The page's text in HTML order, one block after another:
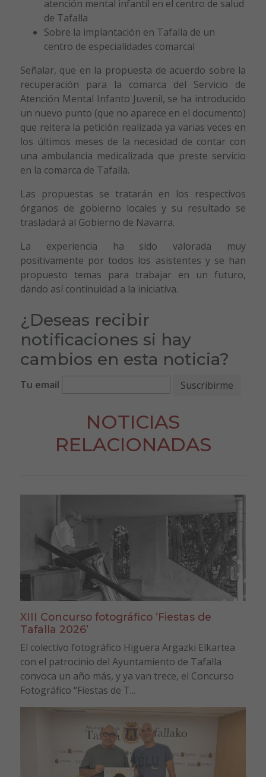
atención mental infantil en el centro de salud
de Tafalla
Sobre la implantación en Tafalla de un
centro de especialidades comarcal
Señalar, que en la propuesta de acuerdo sobre la
recuperación para la comarca del Servicio de
Atención Mental Infanto Juvenil, se ha introducido
un nuevo punto (que no aparece en el documento)
que reitera la petición realizada ya varias veces en
los últimos meses de la necesidad de contar con
una ambulancia medicalizada que preste servicio
en la comarca de Tafalla.
Las propuestas se tratarán en los respectivos
órganos de gobierno locales y su resultado se
trasladará al Gobierno de Navarra.
La experiencia ha sido valorada muy
positivamente por todos los asistentes y se han
propuesto temas para trabajar en un futuro,
dando así continuidad a la iniciativa.
¿Deseas recibir
notificaciones si hay
cambios en esta noticia?
Tu email
NOTICIAS
RELACIONADAS
XIII Concurso fotográfico ‘Fiestas de
Tafalla 2026’
El colectivo fotográfico Higuera Argazki Elkartea
con el patrocinio del Ayuntamiento de Tafalla
convoca un año más, y ya van trece, el Concurso
Fotográfico “Fiestas de T...